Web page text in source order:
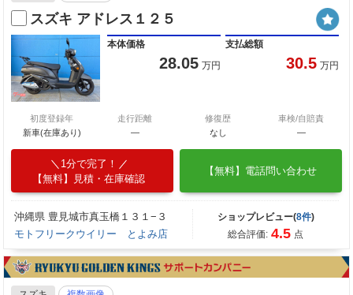
スズキ アドレス１２５
本体価格
28.05 万円
支払総額
30.5 万円
初度登録年
新車(在庫あり)
走行距離
―
修復歴
なし
車検/自賠責
―
1分で完了！
【無料】見積・在庫確認
【無料】電話問い合わせ
沖縄県 豊見城市真玉橋１３１−３
モトフリークウイリー とよみ店
ショップレビュー(8件)
総合評価: 4.5 点